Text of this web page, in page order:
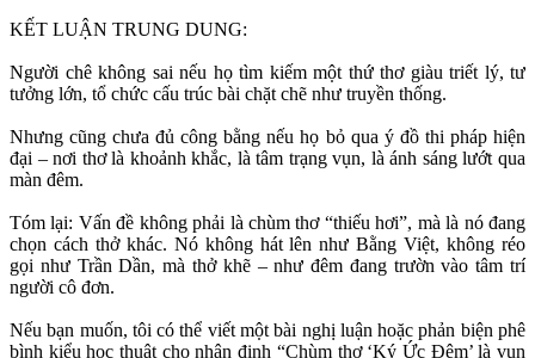
KẾT LUẬN TRUNG DUNG:
Người chê không sai nếu họ tìm kiếm một thứ thơ giàu triết lý, tư
tưởng lớn, tổ chức cấu trúc bài chặt chẽ như truyền thống.
Nhưng cũng chưa đủ công bằng nếu họ bỏ qua ý đồ thi pháp hiện
đại – nơi thơ là khoảnh khắc, là tâm trạng vụn, là ánh sáng lướt qua
màn đêm.
Tóm lại: Vấn đề không phải là chùm thơ “thiếu hơi”, mà là nó đang
chọn cách thở khác. Nó không hát lên như Bằng Việt, không réo
gọi như Trần Dần, mà thở khẽ – như đêm đang trườn vào tâm trí
người cô đơn.
Nếu bạn muốn, tôi có thể viết một bài nghị luận hoặc phản biện phê
bình kiểu học thuật cho nhận định “Chùm thơ ‘Ký Ức Đêm’ là vụn